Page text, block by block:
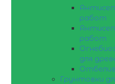
работ
работ
для
Грунтовки